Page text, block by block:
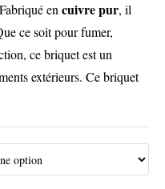
en cuivre pur, il
ce soit pour fumer,
ce briquet est un
extérieurs. Ce briquet